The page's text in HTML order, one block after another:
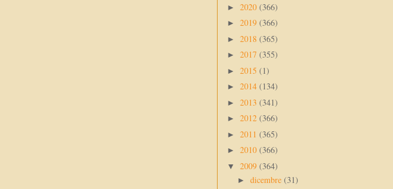
► 2020 (366)
► 2019 (366)
► 2018 (365)
► 2017 (355)
► 2015 (1)
► 2014 (134)
► 2013 (341)
► 2012 (366)
► 2011 (365)
► 2010 (366)
▼ 2009 (364)
► dicembre (31)